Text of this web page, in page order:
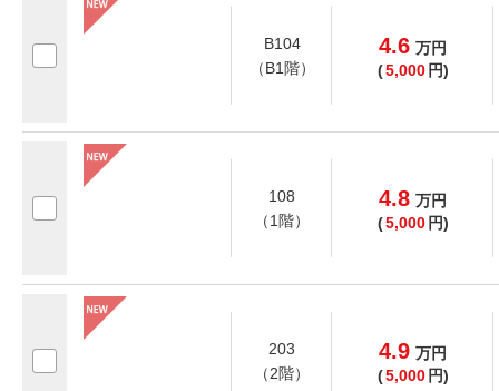
B104
（B1階）
4.6 万円
(5,000 円)
108
（1階）
4.8 万円
(5,000 円)
203
（2階）
4.9 万円
(5,000 円)